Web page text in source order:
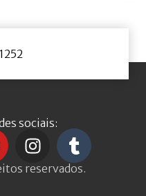
sociais:
reservados.